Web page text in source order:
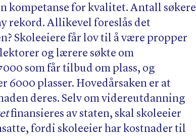
kompetanse for kvalitet. Antall søkere
rekord. Allikevel foreslås det
Skoleeiere får lov til å være propper
lektorer og lærere søkte om
som får tilbud om plass, og
plasser. Hovedårsaken er at
deres. Selv om videreutdanning
finansieres av staten, skal skoleeier
fordi skoleeier har kostnader til